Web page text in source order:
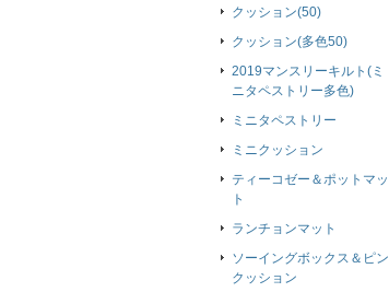
クッション(50)
クッション(多色50)
2019マンスリーキルト(ミ
ニタペストリー多色)
ミニタペストリー
ミニクッション
ティーコゼー＆ポットマッ
ト
ランチョンマット
ソーイングボックス＆ピン
クッション